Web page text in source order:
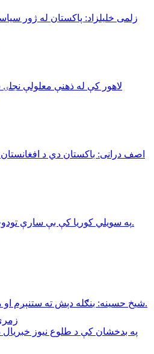
زلمی خليلزاد: پاكستان له ژور
اصف درانى: باكستان دي د
په سويلي کوریا کې بې سارې تودوخې د ۱۶ کسانو ژوند اخیستی.
شيخ حسينه: بنګله دېش ته ستنېږم او محاكمې ته ځان سپارم.
۱۶ زمری ۱۴۰۵،
په بدخشان كې د طلوع نيوز خبريال